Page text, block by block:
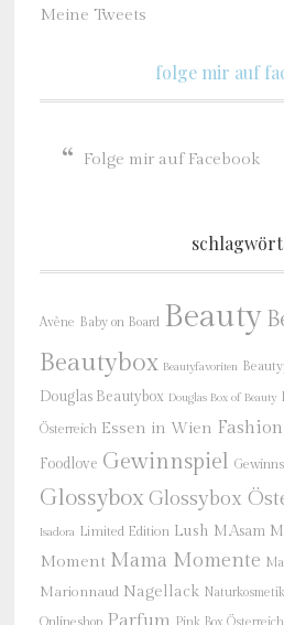
Meine Tweets
folge mir auf
Folge mir auf Facebook
Avène Baby on Board Beauty
Beautybox Beautyfavoriten
Douglas Beautybox Douglas Box of Beauty
Österreich Essen in Wien Fashion
Foodlove Gewinnspiel
GlossyboxGlossybox
Isadora Limited Edition Lush M.Asam
Moment Mama Momente
Marionnaud Nagellack Naturkosmetik
Onlineshop Parfum